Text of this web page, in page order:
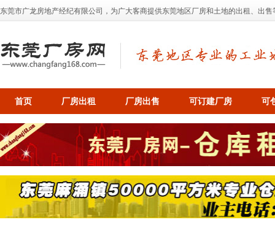
东莞市广龙房地产经纪有限公司，为广大客商提供东莞地区厂房和土地的出租、出
首页 厂房出租 厂房出售 可订建厂房 可